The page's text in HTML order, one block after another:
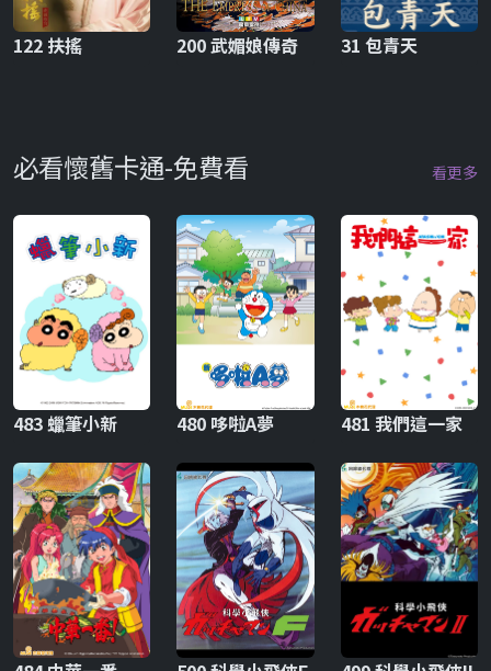
122 扶搖 200 武媚娘傳奇 31 包青天
必看懷舊卡通-免費看 看更多
483 蠟筆小新 480 哆啦A夢 481 我們這一家